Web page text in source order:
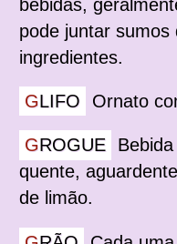
bebidas,
pode juntar
ingredientes.
GLIFO Ornato
GROGUE
quente,
de limão.